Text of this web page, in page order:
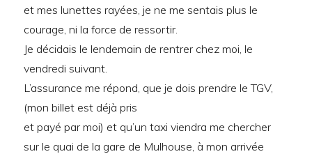
et mes lunettes rayées, je ne me sentais plus le
courage, ni la force de ressortir.
Je décidais le lendemain de rentrer chez moi, le
vendredi suivant.
L’assurance me répond, que je dois prendre le TGV,
(mon billet est déjà pris
et payé par moi) et qu’un taxi viendra me chercher
sur le quai de la gare de Mulhouse, à mon arrivée